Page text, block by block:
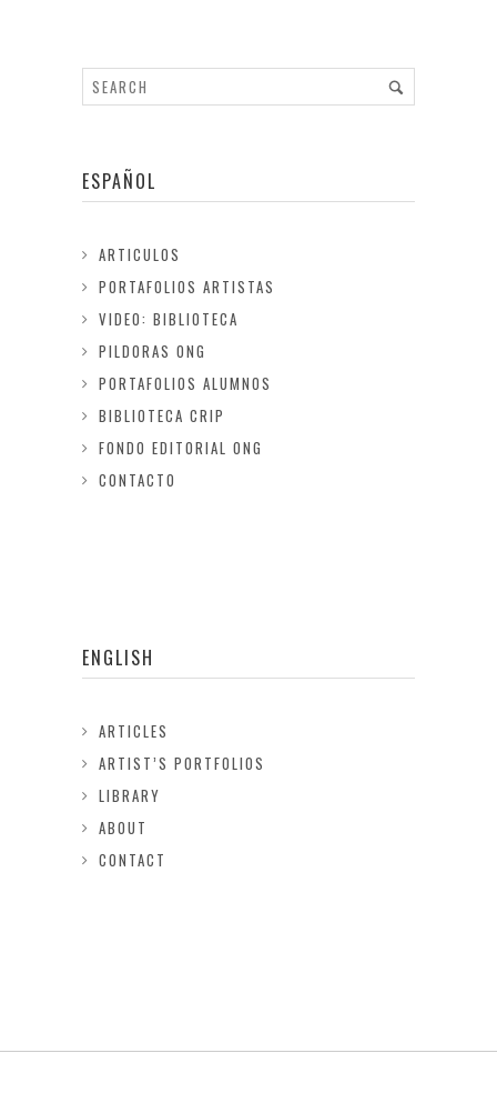
ESPAÑOL
ARTICULOS
PORTAFOLIOS ARTISTAS
VIDEO: BIBLIOTECA
PILDORAS ONG
PORTAFOLIOS ALUMNOS
BIBLIOTECA CRIP
FONDO EDITORIAL ONG
CONTACTO
ENGLISH
ARTICLES
ARTIST’S PORTFOLIOS
LIBRARY
ABOUT
CONTACT